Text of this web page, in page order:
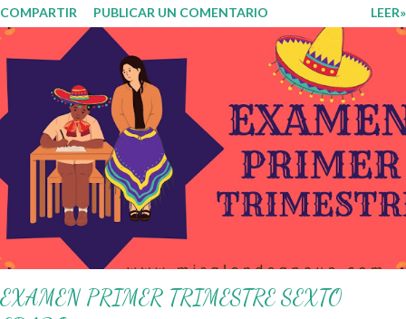
genérico y no está diferenciado por niveles educativos. Desde la
flexibilidad en la que se concibe el CTE y en correspondencia con la
Nueva Escuela Mexicana, se propone que el colectivo docente tome
decisiones sobre su organización, la gestión del tiempo acorde a las
necesidades de la escuela y las acciones que decidan emprender para
apropiarse y resignificar el Plan de Estudio dentro y fuera de este
espacio. En esta Primera Sesión Ordinaria se les invita a que
reflexionen y acuerden posibles acciones a realizar colaborativamente
en la escuela y con la comunidad, a fin de atender las problemáticas
identificadas. Compañeros docentes en est...
COMPARTIR PUBLICAR UN COMENTARIO LEER»
EXAMEN PRIMER TRIMESTRE SEXTO